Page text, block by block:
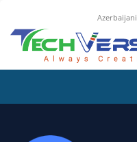
Azerbaijani